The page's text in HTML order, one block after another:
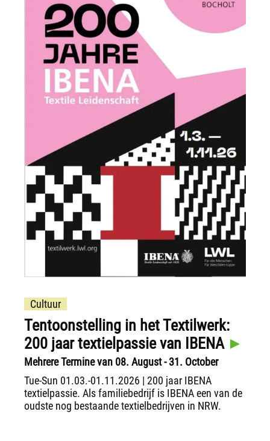
Cultuur
Tentoonstelling in het Textilwerk:
200 jaar textielpassie van IBENA
Mehrere Termine van 08. August - 31. October
Tue-Sun 01.03.-01.11.2026 | 200 jaar IBENA
textielpassie. Als familiebedrijf is IBENA een van de
oudste nog bestaande textielbedrijven in NRW.